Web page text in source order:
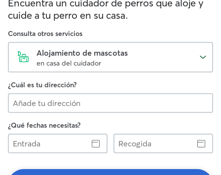
Encuentra un cuidador de perros que aloje y
cuide a tu perro en su casa.
Consulta otros servicios
Alojamiento de mascotas
en casa del cuidador
¿Cuál es tu dirección?
¿Qué fechas necesitas?
Entrada
Recogida